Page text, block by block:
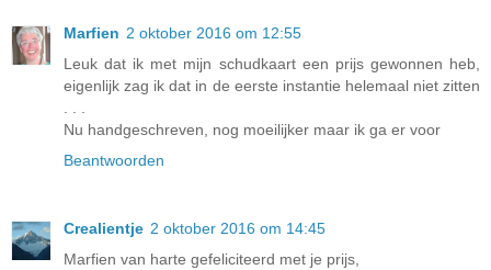
Marfien 2 oktober 2016 om 12:55
Leuk dat ik met mijn schudkaart een prijs gewonnen heb,
eigenlijk zag ik dat in de eerste instantie helemaal niet zitten
Nu handgeschreven, nog moeilijker maar ik ga er voor
Beantwoorden
Crealientje 2 oktober 2016 om 14:45
Marfien van harte gefeliciteerd met je prijs,